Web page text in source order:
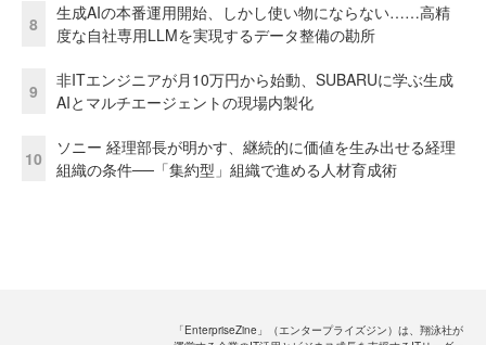
8
生成AIの本番運用開始、しかし使い物にならない……高精
度な自社専用LLMを実現するデータ整備の勘所
9
非ITエンジニアが月10万円から始動、SUBARUに学ぶ生成
AIとマルチエージェントの現場内製化
10
ソニー 経理部長が明かす、継続的に価値を生み出せる経理
組織の条件──「集約型」組織で進める人材育成術
「EnterpriseZine」（エンタープライズジン）は、翔泳社が